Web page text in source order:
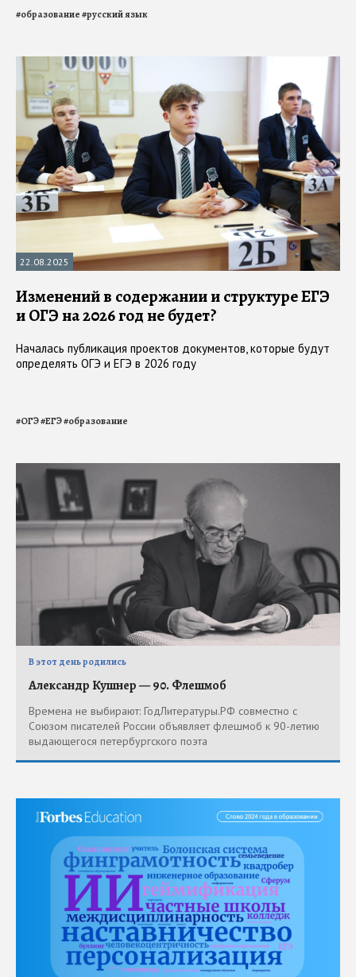
#образование#русский язык
22.08.2025
Изменений в содержании и структуре ЕГЭ
и ОГЭ на 2026 год не будет?
Началась публикация проектов документов, которые будут
определять ОГЭ и ЕГЭ в 2026 году
#ОГЭ#ЕГЭ#образование
В этот день родились
Александр Кушнер — 90. Флешмоб
Времена не выбирают: ГодЛитературы.РФ совместно с
Союзом писателей России объявляет флешмоб к 90-летию
выдающегося петербургского поэта